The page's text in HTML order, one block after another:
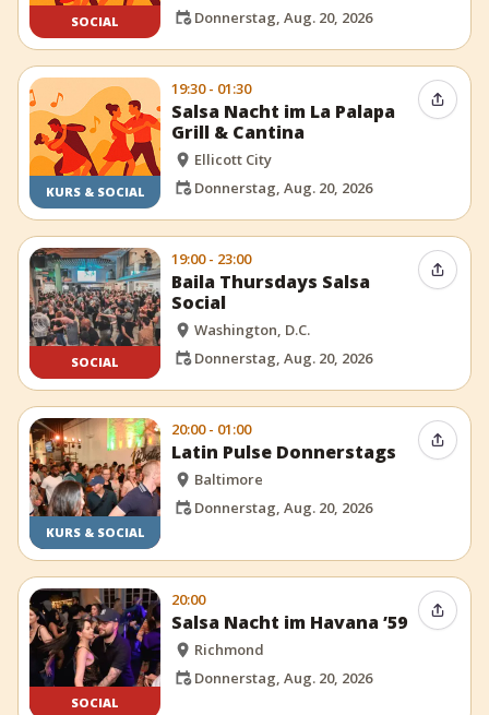
SOCIAL
Donnerstag, Aug. 20, 2026
KURS & SOCIAL
19:30 - 01:30
Salsa Nacht im La Palapa
Grill & Cantina
Ellicott City
Donnerstag, Aug. 20, 2026
Event
SOCIAL
19:00 - 23:00
Baila Thursdays Salsa
Social
Washington, D.C.
Donnerstag, Aug. 20, 2026
Event
KURS & SOCIAL
20:00 - 01:00
Latin Pulse Donnerstags
Baltimore
Donnerstag, Aug. 20, 2026
Event
SOCIAL
20:00
Salsa Nacht im Havana ’59
Richmond
Donnerstag, Aug. 20, 2026
Event